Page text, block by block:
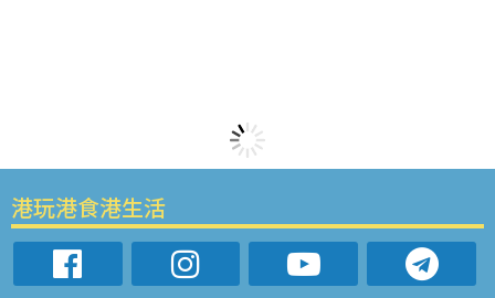
港玩港食港生活